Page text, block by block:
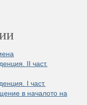
II част.
I част.
в началото на